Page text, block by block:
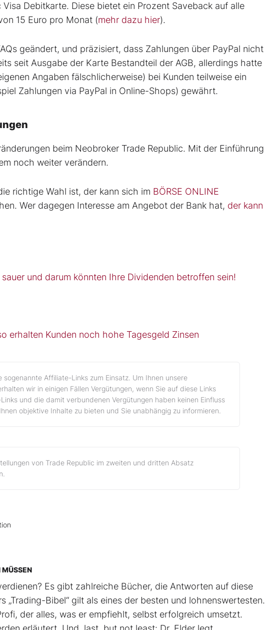
Debitkarte. Diese bietet ein Prozent Saveback auf alle
15 Euro pro Monat (mehr dazu hier).
geändert, und präzisiert, dass Zahlungen über PayPal nicht
seit Ausgabe der Karte Bestandteil der AGB, allerdings hatte
Angaben fälschlicherweise) bei Kunden teilweise ein
Zahlungen via PayPal in Online-Shops) gewährt.
beim Neobroker Trade Republic. Mit der Einführung
noch weiter verändern.
richtige Wahl ist, der kann sich im BÖRSE ONLINE
Wer dagegen Interesse am Angebot der Bank hat, der kann
und darum könnten Ihre Dividenden betroffen sein!
erhalten Kunden noch hohe Tagesgeld Zinsen
Affiliate-Links zum Einsatz. Um Ihnen unsere
wir in einigen Fällen Vergütungen, wenn Sie auf diese Links
und die damit verbundenen Vergütungen haben keinen Einfluss
objektive Inhalte zu bieten und Sie unabhängig zu informieren.
von Trade Republic im zweiten und dritten Absatz
MÜSSEN
Es gibt zahlreiche Bücher, die Antworten auf diese
„Trading-Bibel“ gilt als eines der besten und lohnenswertesten.
der alles, was er empfiehlt, selbst erfolgreich umsetzt.